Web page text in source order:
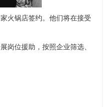
火锅店签约。他们将在接受
位援助，按照企业筛选、